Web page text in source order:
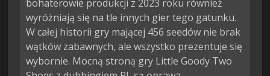
bohaterowie produkcji z 2023 roku również
wyróżniają się na tle innych gier tego gatunku.
W całej historii gry mającej 456 seedów nie brak
wątków zabawnych, ale wszystko prezentuje się
wybornie. Mocną stroną gry Little Goody Two